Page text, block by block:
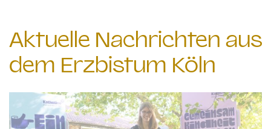
Aktuelle Nachrichten aus
dem Erzbistum Köln